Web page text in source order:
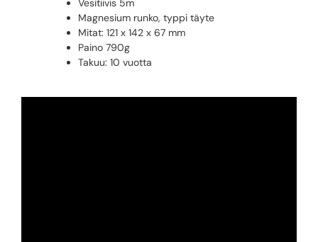
Vesitiivis 5m
Magnesium runko, typpi täyte
Mitat: 121 x 142 x 67 mm
Paino 790g
Takuu: 10 vuotta